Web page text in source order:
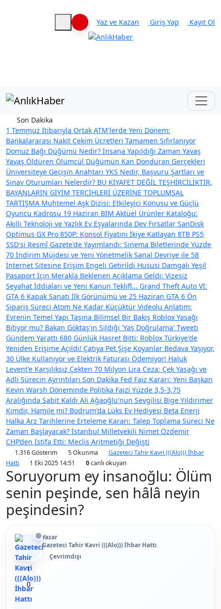
Haberleri keşfet
Yaz ve Kazan Giriş Yap Kayıt Ol
Son Dakika
1 Temmuz İtibarıyla Ortak ATM'lerde Yeni Dönem:
Bankalararası Nakit Çekim Ücretleri Tamamen Sıfırlanıyor
Domuz Bağı Düğümü Nedir? İnsana Yapıldığı Zaman Yavaş
Yavaş Öldüren Ölümcül Düğümün Kan Donduran Gerçekleri
Üniversiteye Geçişin Anahtarı YKS Nedir, Başvuru Şartları ve
Sınav Oturumları Nelerdir? BU KIYAFET DEĞİL TEŞHİRCİLİKTİR,
BAYANLARIN GİYİM TERCİHLERİ ÜZERİNE TOPLUMSAL
TARTIŞMA Muhtemel Aşk Dizisi: Etkileyici Konusu ve Güçlü
Oyuncu Kadrosu 19 Haziran BİM Aktüel Ürünler Kataloğu:
Akıllı Teknoloji ve Yazlık Ev Eşyalarında Dev Fırsatlar SanDisk
Optimus GX Pro 850P: Konsol Fiyatını İkiye Katlayan 8TB PS5
SSD'si Resmî Gazete'de Yayımlandı: Sinema Biletlerinde Yüzde
70 İndirim Müjdesi ve Yeni Yönetmelik Sanal Devriye ile 58
İnternet Sitesine Erişim Engeli Getirildi Hususi Damgalı Yeşil
Pasaport İçin Merakla Beklenen Açıklama Geldi: Vizesiz
Seyahat İddiaları ve Yeni Kanun Teklifl... Grand Theft Auto VI:
GTA 6 Kapak Sanatı İlk Görünümü ve 25 Haziran GTA 6 Ön
Sipariş Süreci Atom Ne Kadar Küçüktür Videolu Anlatım:
Evrenin Temel Yapı Taşına Bilimsel Bir Bakış Roblox Yasağı
Bitiyor mu? Bakan Göktaş'ın Sildiği 'Yaş Doğrulama' Tweeti
Gündem Yarattı 680 Günlük Hasret Bitti: Roblox Türkiye'de
Yeniden Erişime Açıldı! Çatıya Pet Şişe Koyanlar Bedava Yaşıyor,
30 Ülke Kullanıyor ve Elektrik Faturası Ödemiyor! Haluk
Levent'e Karşılıksız Çekten 70 Milyon Lira Ceza: Çek Yasağı ve
Adli Sürecin Ayrıntıları Son Dakika Fed Faiz Kararı: Yeni Başkan
Kevin Warsh Döneminde Politika Faizi Yüzde 3,5-3,75
Aralığında Sabit Kaldı Ali Ağaoğlu'nun Sevgilisi Bige Yıldırımer
Kimdir, Hamile mi? Bodrum'da Lüks Ev Hediyesi Beta Enerji
Halka Arz Tarihlerine Erteleme Kararı: Talep Toplama Süreci Ne
Zaman Başlayacak? İstanbul Milletvekili Nimet Özdemir
CHP’den İstifa Etti: Meclis Aritmetiği Değişti
1.316 Gösterim 5 Okunma
Gazeteci Tahir Kavri (((Alo))) İhbar
Hattı
1 Eki 2025 14:51 0canlı okuyan
Soruyorum ey insanoğlu: Ölüm
senin peşinde, sen hâlâ neyin
peşindesin?
Yazar
Gazeteci Tahir Kavri (((Alo))) İhbar Hattı
Çevrimdışı
Beğen
1
Beğenmeme
0
Yer İmi